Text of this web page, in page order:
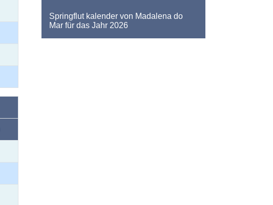
Springflut kalender von Madalena do
Mar für das Jahr 2026